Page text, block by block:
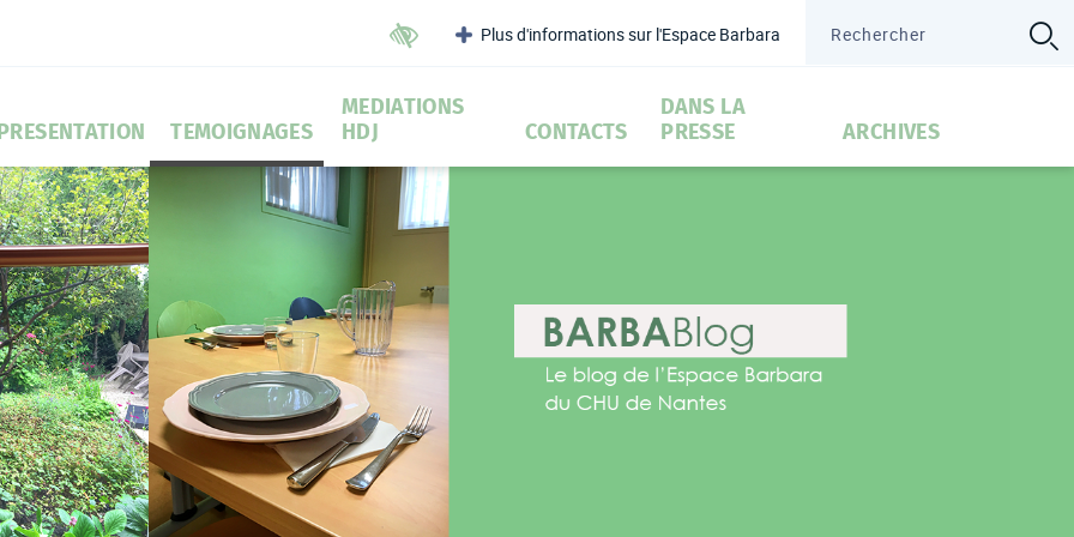
Outils d'accessibilitéPlus d'informations sur l'Espace Barbara
TEMOIGNAGES
MEDIATIONS
HDJ
CONTACTS
DANS LA
PRESSE
ARCHIVES